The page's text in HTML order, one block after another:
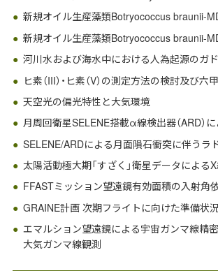
新規オイル生産藻類Botryococcus braunii-
新規オイル生産藻類Botryococcus braunii-
河川水および海水中における人為起源のガ
ヒ素（III）・ヒ素（V）の測定方法の検討及び
天空光の偏光特性と大気環境
月周回衛星SELENE搭載α線検出器（ARD）
SELENE/ARDによる月面隕石衝突に伴うラ
太陽活動極大期「すざく」衛星データによる
FFASTミッション望遠鏡有効面積の入射角
GRAINE計画 次期フライトに向けた準備状
エマルション望遠鏡による宇宙ガンマ線精
大気ガンマ線観測